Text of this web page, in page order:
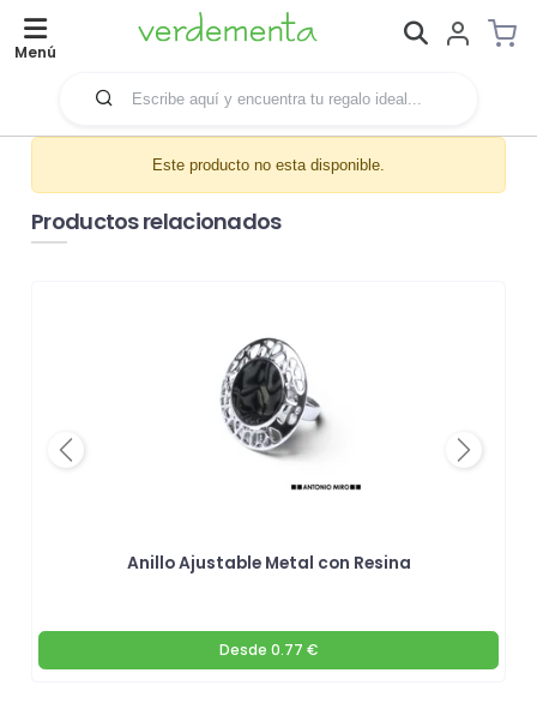
Menú
Este producto no esta disponible.
Productos relacionados
Anillo Ajustable Metal con Resina
Desde 0.77 €
Previous Next